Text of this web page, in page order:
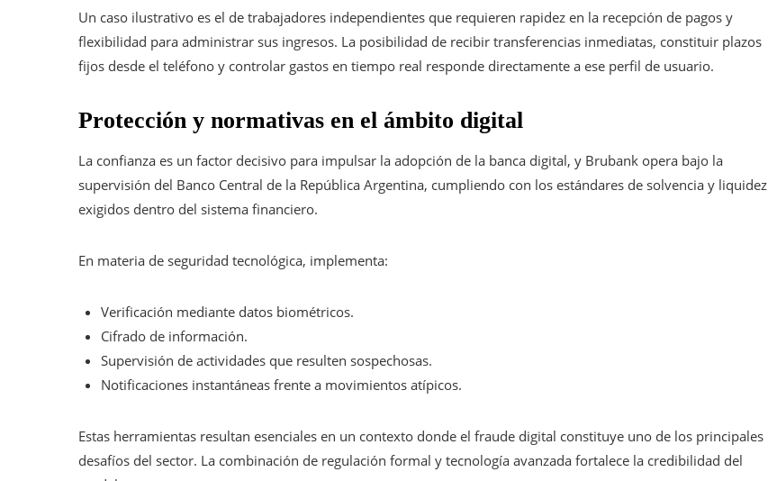
Un caso ilustrativo es el de trabajadores independientes que requieren rapidez en la recepción de pagos y
flexibilidad para administrar sus ingresos. La posibilidad de recibir transferencias inmediatas, constituir plazos
fijos desde el teléfono y controlar gastos en tiempo real responde directamente a ese perfil de usuario.
Protección y normativas en el ámbito digital
La confianza es un factor decisivo para impulsar la adopción de la banca digital, y Brubank opera bajo la
supervisión del Banco Central de la República Argentina, cumpliendo con los estándares de solvencia y liquidez
exigidos dentro del sistema financiero.
En materia de seguridad tecnológica, implementa:
Verificación mediante datos biométricos.
Cifrado de información.
Supervisión de actividades que resulten sospechosas.
Notificaciones instantáneas frente a movimientos atípicos.
Estas herramientas resultan esenciales en un contexto donde el fraude digital constituye uno de los principales
desafíos del sector. La combinación de regulación formal y tecnología avanzada fortalece la credibilidad del